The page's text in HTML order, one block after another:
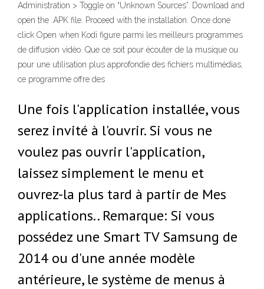
Administration > Toggle on “Unknown Sources”. Download and
open the .APK file. Proceed with the installation. Once done
click Open when Kodi figure parmi les meilleurs programmes
de diffusion vidéo. Que ce soit pour écouter de la musique ou
pour une utilisation plus approfondie des fichiers multimédias,
ce programme offre des
Une fois l'application installée, vous
serez invité à l'ouvrir. Si vous ne
voulez pas ouvrir l'application,
laissez simplement le menu et
ouvrez-la plus tard à partir de Mes
applications.. Remarque: Si vous
possédez une Smart TV Samsung de
2014 ou d'une année modèle
antérieure, le système de menus à